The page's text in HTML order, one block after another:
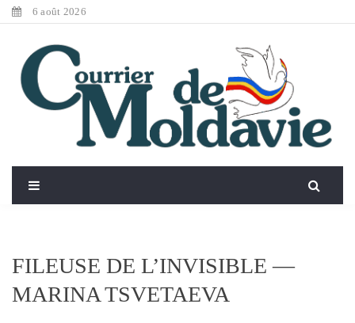
6 août 2026
FILEUSE DE L’INVISIBLE —
MARINA TSVETAEVA